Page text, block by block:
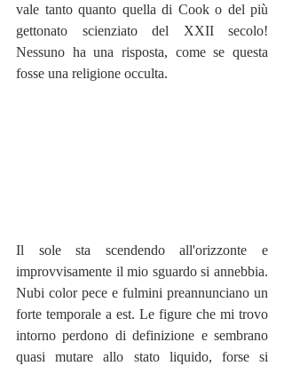
vale tanto quanto quella di Cook o del più
gettonato scienziato del XXII secolo!
Nessuno ha una risposta, come se questa
fosse una religione occulta.
Il sole sta scendendo all'orizzonte e
improvvisamente il mio sguardo si annebbia.
Nubi color pece e fulmini preannunciano un
forte temporale a est. Le figure che mi trovo
intorno perdono di definizione e sembrano
quasi mutare allo stato liquido, forse si